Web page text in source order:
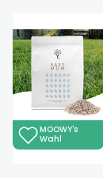
MOOWY's
Wahl